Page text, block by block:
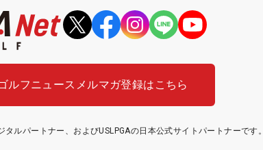
ルフニュース メルマガ登録はこちら
ルパートナー、およびUSLPGAの日本公式サイトパートナーです。